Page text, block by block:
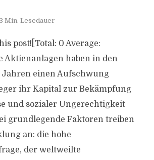
Min. Lesedauer
post![Total: 0 Average:
Aktienanlagen haben in den
einen Aufschwung
ihr Kapital zur Bekämpfung
und sozialer Ungerechtigkeit
grundlegende Faktoren treiben
an: die hohe
der weltweilte